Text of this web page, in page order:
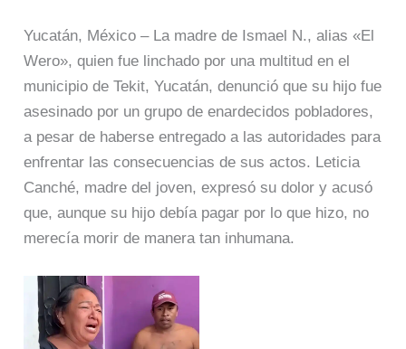
Yucatán, México – La madre de Ismael N., alias «El
Wero», quien fue linchado por una multitud en el
municipio de Tekit, Yucatán, denunció que su hijo fue
asesinado por un grupo de enardecidos pobladores,
a pesar de haberse entregado a las autoridades para
enfrentar las consecuencias de sus actos. Leticia
Canché, madre del joven, expresó su dolor y acusó
que, aunque su hijo debía pagar por lo que hizo, no
merecía morir de manera tan inhumana.